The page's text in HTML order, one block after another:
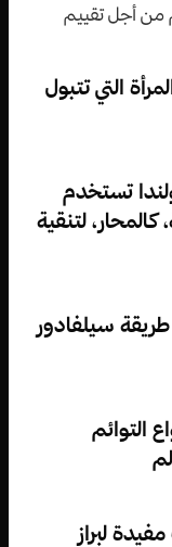
من أجل تقييم
التي تتبول
تستخدم
كالمحار، لتنقية
سيلفادور
التوائم
لبراز